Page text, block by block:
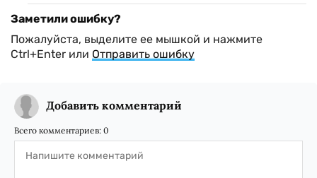
Заметили ошибку?
Пожалуйста, выделите ее мышкой и нажмите
Ctrl+Enter или Отправить ошибку
Добавить комментарий
Всего комментариев: 0